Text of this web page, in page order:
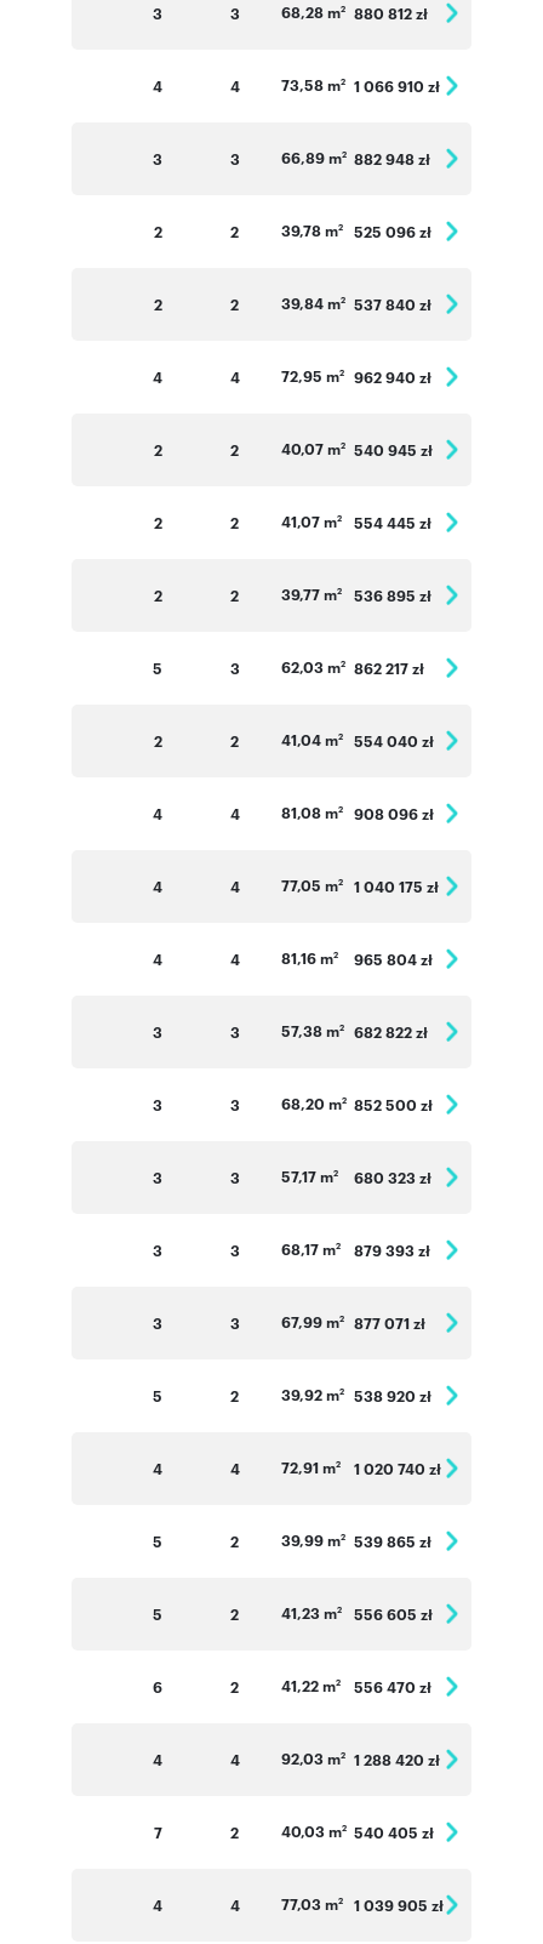
3 3 68,28 m2 880 812 zł
4 4 73,58 m2 1 066 910 zł
3 3 66,89 m2 882 948 zł
2 2 39,78 m2 525 096 zł
2 2 39,84 m2 537 840 zł
4 4 72,95 m2 962 940 zł
2 2 40,07 m2 540 945 zł
2 2 41,07 m2 554 445 zł
2 2 39,77 m2 536 895 zł
5 3 62,03 m2 862 217 zł
2 2 41,04 m2 554 040 zł
4 4 81,08 m2 908 096 zł
4 4 77,05 m2 1 040 175 zł
4 4 81,16 m2 965 804 zł
3 3 57,38 m2 682 822 zł
3 3 68,20 m2 852 500 zł
3 3 57,17 m2 680 323 zł
3 3 68,17 m2 879 393 zł
3 3 67,99 m2 877 071 zł
5 2 39,92 m2 538 920 zł
4 4 72,91 m2 1 020 740 zł
5 2 39,99 m2 539 865 zł
5 2 41,23 m2 556 605 zł
6 2 41,22 m2 556 470 zł
4 4 92,03 m2 1 288 420 zł
7 2 40,03 m2 540 405 zł
4 4 77,03 m2 1 039 905 zł